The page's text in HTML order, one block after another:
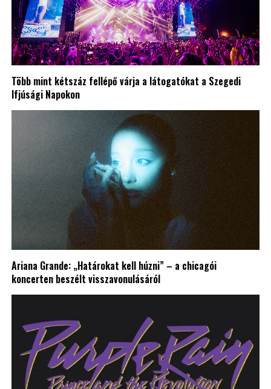
Több mint kétszáz fellépő várja a látogatókat a Szegedi
Ifjúsági Napokon
Ariana Grande: „Határokat kell húzni” – a chicagói
koncerten beszélt visszavonulásáról